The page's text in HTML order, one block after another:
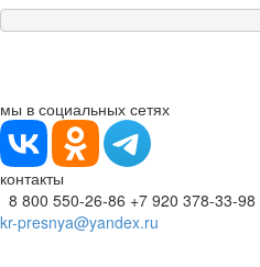
мы в социальных сетях
контакты
8 800 550-26-86 +7 920 378-33-98
kr-presnya@yandex.ru